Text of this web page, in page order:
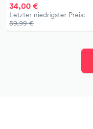
34,00 €
Letzter niedrigster Preis:
59,99 €